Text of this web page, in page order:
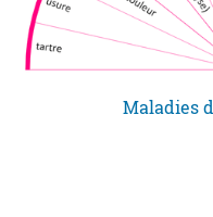
Maladies